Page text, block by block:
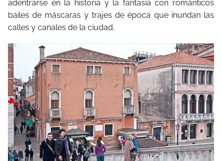
adentrarse en la historia y la fantasía con románticos
bailes de máscaras y trajes de época que inundan las
calles y canales de la ciudad.